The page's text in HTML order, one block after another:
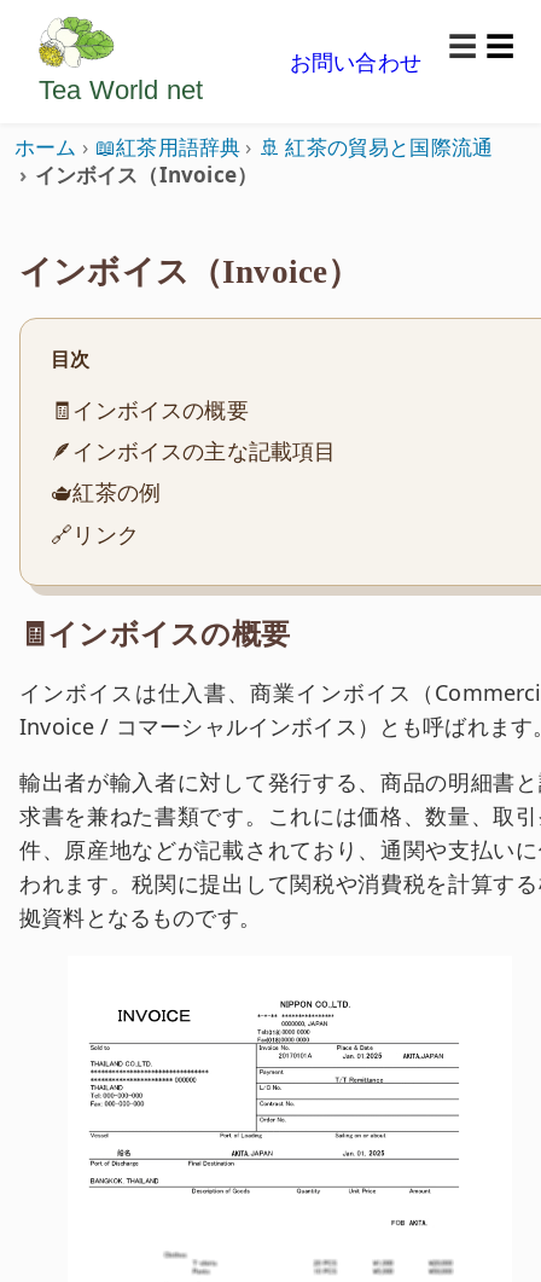
ようこそいらっしゃいました。どうぞごゆっくり楽
Tea World net
お問い合わせ
☰
ホーム 📖紅茶用語辞典
🚢 紅茶の貿易と国際流通
インボイス（Invoice）
インボイス（Invoice）
目次
🧾インボイスの概要
🪶インボイスの主な記載項目
🫖紅茶の例
🔗リンク
🧾インボイスの概要
インボイスは仕入書、商業インボイス（
Invoice / コマーシャルインボイス）とも呼ばれます
輸出者が輸入者に対して発行する、商品の明細書
求書を兼ねた書類です。これには価格、数量、取
件、原産地などが記載されており、通関や支払い
われます。税関に提出して関税や消費税を計算す
拠資料となるものです。